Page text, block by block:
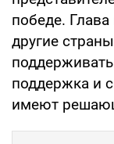
победе. Глава
другие
поддержка и
имеют